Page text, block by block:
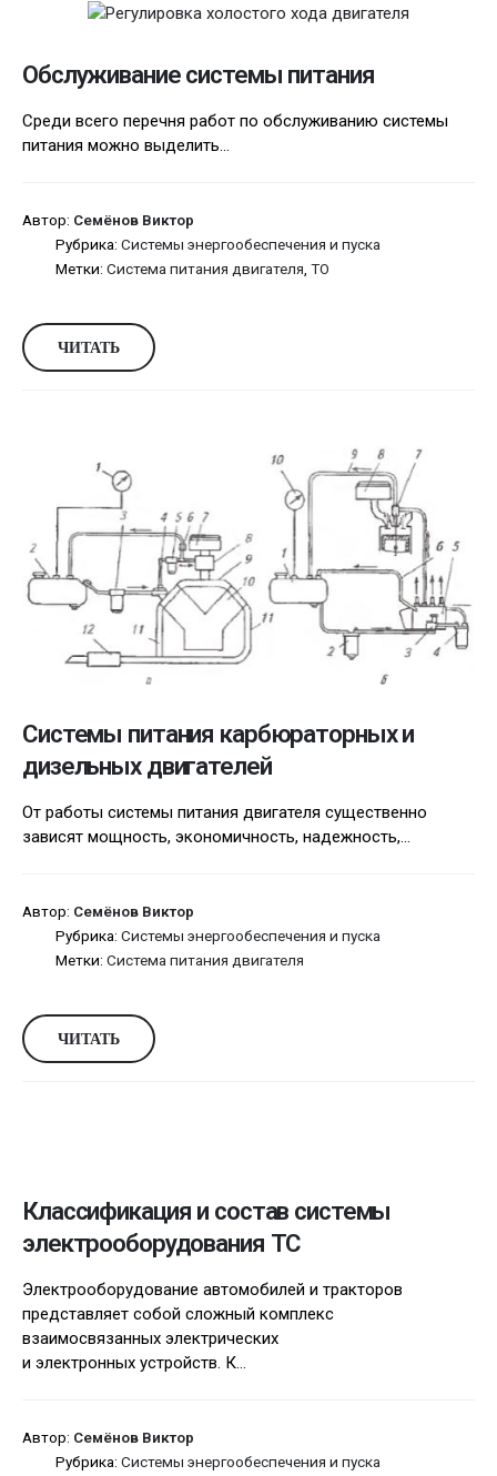
Обслуживание системы питания
Среди всего перечня работ по обслуживанию системы
питания можно выделить...
Автор: Семёнов Виктор
Рубрика: Системы энергообеспечения и пуска
Метки: Система питания двигателя ТО
ЧИТАТЬ
Системы питания карбюраторных и
дизельных двигателей
От работы системы питания двигателя существенно
зависят мощность, экономичность, надежность,...
Автор: Семёнов Виктор
Рубрика: Системы энергообеспечения и пуска
Метки: Система питания двигателя
ЧИТАТЬ
Классификация и состав системы
электрооборудования ТС
Электрооборудование автомобилей и тракторов
представляет собой сложный комплекс
взаимосвязанных электрических
и электронных устройств. К...
Автор: Семёнов Виктор
Рубрика: Системы энергообеспечения и пуска